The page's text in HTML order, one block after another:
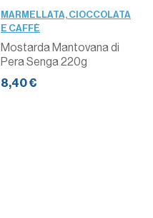
MARMELLATA, CIOCCOLATA
E CAFFÈ
Mostarda Mantovana di
Pera Senga 220g
8,40 €